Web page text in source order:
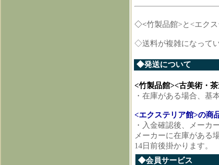
◇<竹製品館>と<エク
◇送料が複雑になって
◆発送について
<竹製品館><古美術・
・在庫がある場合、基
<エクステリア館>の商
・入金確認後、メーカ
メーカーに在庫がある
14日前後掛かります。
◆会員サ